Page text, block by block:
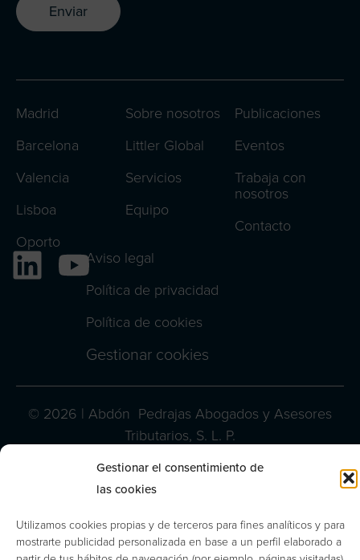
Gestionar el consentimiento de
las cookies
Utilizamos cookies propias y de terceros para fines analíticos y para
mostrarte publicidad personalizada en base a un perfil elaborado a
Enviar
Sobre nosotros
Littler Global
Servicios
Equipo
Publicaciones
Eventos
Trabaja con
nosotros
Contacto
Madrid
Barcelona
Valencia
Lisboa
Oporto
Aviso legal
Política de privacidad
Política de cookies
Gestionar cookies
© 2026 | Abdón Pedrajas Abogados y Asesores
Tributarios, S. L. P.